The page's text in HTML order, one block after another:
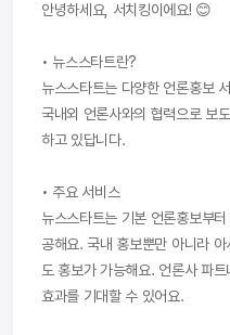
안녕하세요, 서치킹이에요! 😊
• 뉴스스타트란?
뉴스스타트는 다양한 언론홍보
국내외 언론사와의 협력으로 보
하고 있답니다.
• 주요 서비스
뉴스스타트는 기본 언론홍보부
공해요. 국내 홍보뿐만 아니라
도 홍보가 가능해요. 언론사 파
효과를 기대할 수 있어요.